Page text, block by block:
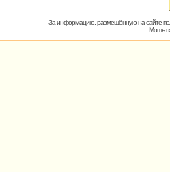
За информацию, размещённую на сайте
Мощь